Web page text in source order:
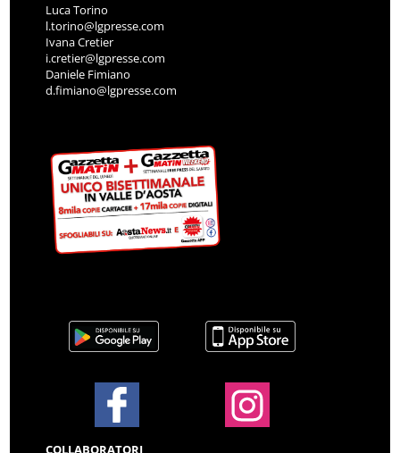
Luca Torino
l.torino@lgpresse.com
Ivana Cretier
i.cretier@lgpresse.com
Daniele Fimiano
d.fimiano@lgpresse.com
COLLABORATORI